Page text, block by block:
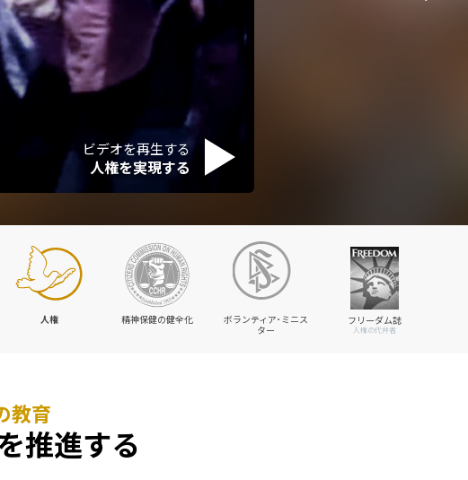
ビデオを再生する
人権を実現する
人権 精神保健の健全化
ボランティア･ミニス
ター
フリーダム誌
人権の代弁者
教育
推進する